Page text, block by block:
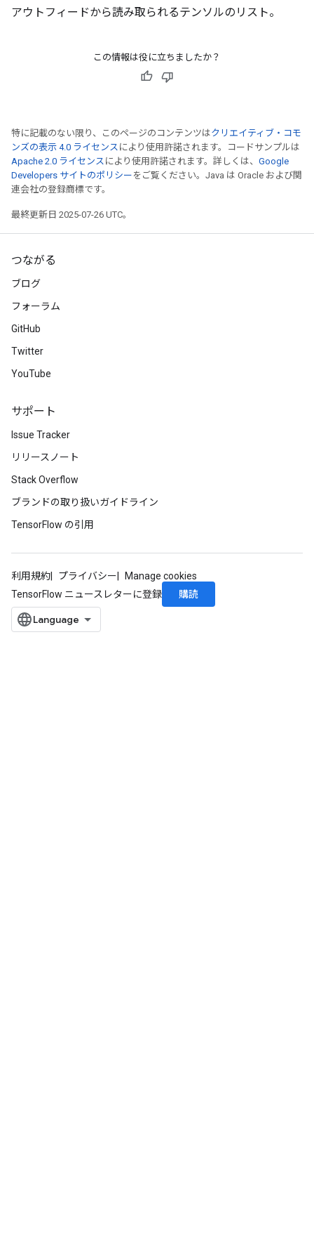
アウトフィードから読み取られるテンソルのリスト。
この情報は役に立ちましたか？
特に記載のない限り、このページのコンテンツはクリエイティブ・コモ
ンズの表示 4.0 ライセンス により使用許諾されます。コードサンプルは
Apache 2.0 ライセンス により使用許諾されます。詳しくは、 Google
Developers サイトのポリシー をご覧ください。Java は Oracle および関
連会社の登録商標です。
最終更新日 2025-07-26 UTC。
つながる
ブログ
フォーラム
GitHub
Twitter
YouTube
サポート
Issue Tracker
リリースノート
Stack Overflow
ブランドの取り扱いガイドライン
TensorFlow の引用
利用規約 プライバシー
Manage cookies
TensorFlow ニュースレターに登録
購読